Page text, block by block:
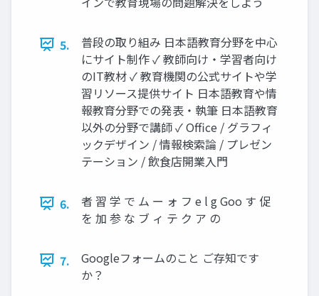
5.
普段の取り組み 日本語教育分野を中心
にサイト制作 ✓ 教師向け・学習者向け
のIT教材 ✓ 教育機関の公式サイトや学
習リソース提供サイト 日本語教育や情
報教育分野での発表・執筆 日本語教育
以外の分野で講師 ✓ Oﬃce / グラフィ
ックデザイン / 情報検索論 / プレゼン
テーション / 飲食店開業入門
6.
者 習 学 で ム ー ォ フ e l g Goo す 促
を 加 参 な ブ ィ テ ク ア の
7.
Googleフォームのこと ご存知です
か？